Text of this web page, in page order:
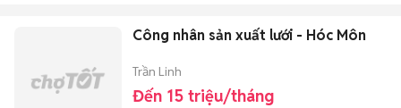
Công nhân sản xuất lưới - Hóc Môn
Trần Linh
Đến 15 triệu/tháng